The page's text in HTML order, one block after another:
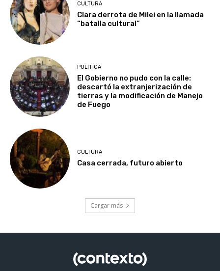
CULTURA
Clara derrota de Milei en la llamada
“batalla cultural”
POLITICA
El Gobierno no pudo con la calle:
descartó la extranjerización de
tierras y la modificación de Manejo
de Fuego
CULTURA
Casa cerrada, futuro abierto
Cargar más